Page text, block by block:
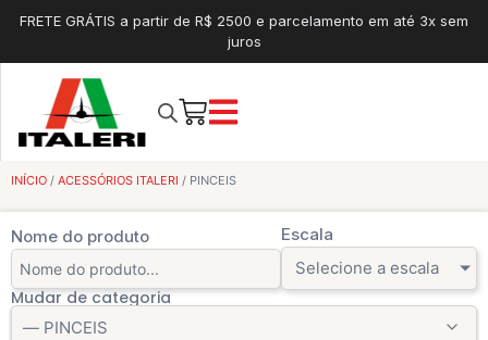
FRETE GRÁTIS a partir de R$ 2500 e parcelamento em até 3x sem
juros
INÍCIO / ACESSÓRIOS ITALERI / PINCEIS
Nome do produto
Escala
Selecione a escala
Mudar de categoria